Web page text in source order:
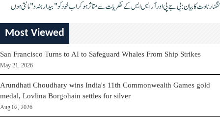
کنگنا رناوت کا بیان: بی جے پی اور آر ایس ایس کے نظریات سے متاثر ہو کر اب خود کو "بیدار ہندو" مانتی ہوں
Most Viewed
San Francisco Turns to AI to Safeguard Whales From Ship Strikes
May 21, 2026
Arundhati Choudhary wins India's 11th Commonwealth Games gold
medal, Lovlina Borgohain settles for silver
Aug 02, 2026